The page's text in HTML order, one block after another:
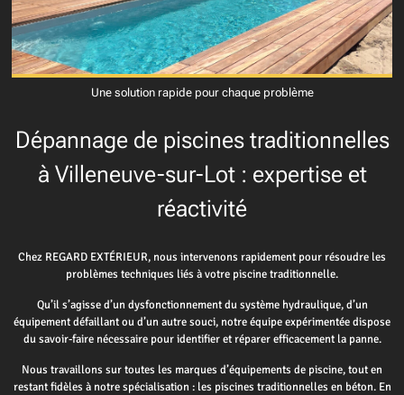
Une solution rapide pour chaque problème
Dépannage de piscines traditionnelles
à Villeneuve-sur-Lot : expertise et
réactivité
Chez REGARD EXTÉRIEUR, nous intervenons rapidement pour résoudre les
problèmes techniques liés à votre piscine traditionnelle.
Qu’il s’agisse d’un dysfonctionnement du système hydraulique, d’un
équipement défaillant ou d’un autre souci, notre équipe expérimentée dispose
du savoir-faire nécessaire pour identifier et réparer efficacement la panne.
Nous travaillons sur toutes les marques d’équipements de piscine, tout en
restant fidèles à notre spécialisation : les piscines traditionnelles en béton. En